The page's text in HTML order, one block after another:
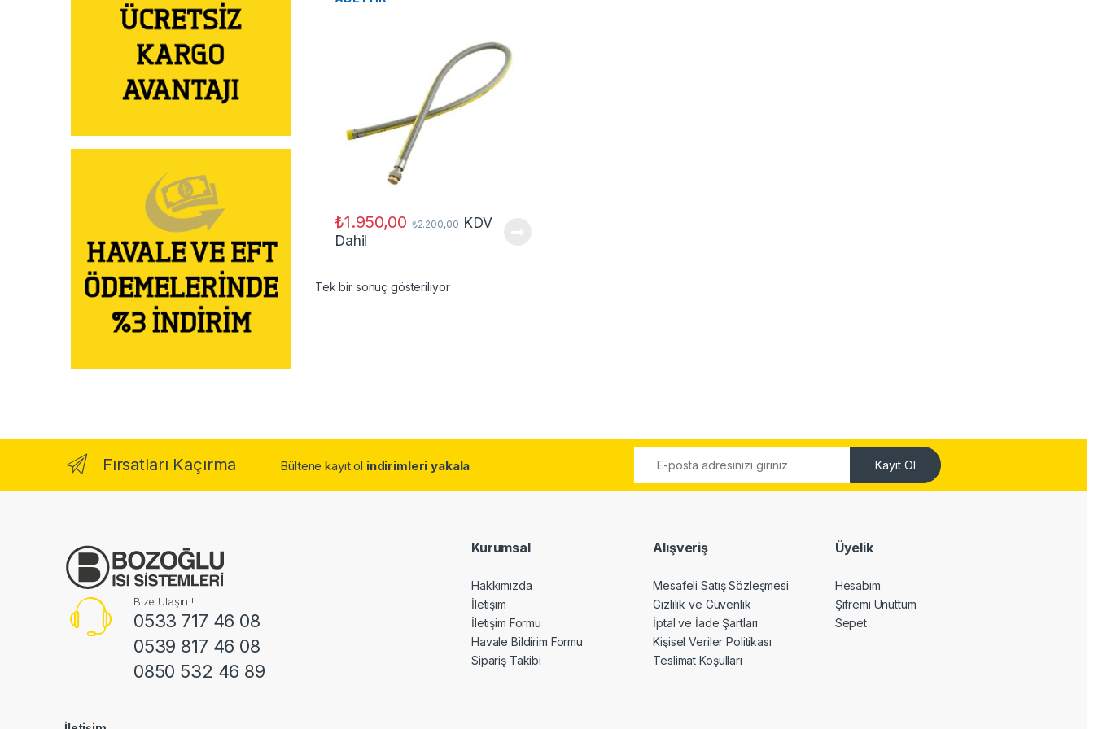
₺1.950,00 ₺2.200,00 KDV
Dahil
Tek bir sonuç gösteriliyor
Fırsatları Kaçırma Bültene kayıt ol indirimleri yakala Kayıt Ol
Bize Ulaşın !!
0533 717 46 08
0539 817 46 08
0850 532 46 89
Kurumsal
Hakkımızda
İletişim
İletişim Formu
Havale Bildirim Formu
Sipariş Takibi
Alışveriş
Mesafeli Satış Sözleşmesi
Gizlilik ve Güvenlik
İptal ve İade Şartları
Kişisel Veriler Politikası
Teslimat Koşulları
Üyelik
Hesabım
Şifremi Unuttum
Sepet